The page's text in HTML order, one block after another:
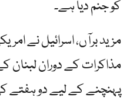
کو جنم دیا ہے۔
مزید برآں، اسرائیل نے
مذاکرات کے دوران
پہنچنے کے لیے دو ہفتے